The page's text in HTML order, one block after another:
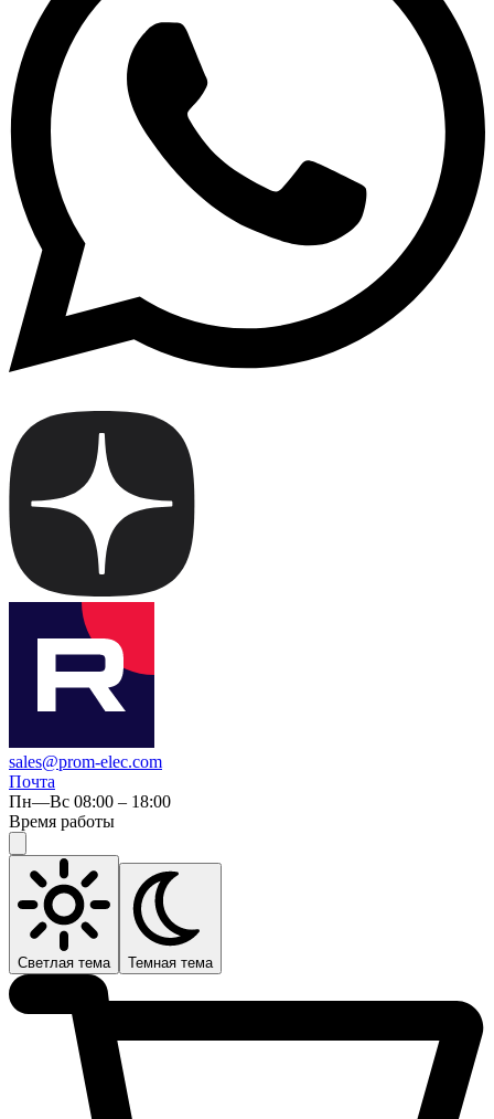
sales@prom-elec.com
Почта
Пн—Вс 08:00 – 18:00
Время работы
Светлая тема Темная тема